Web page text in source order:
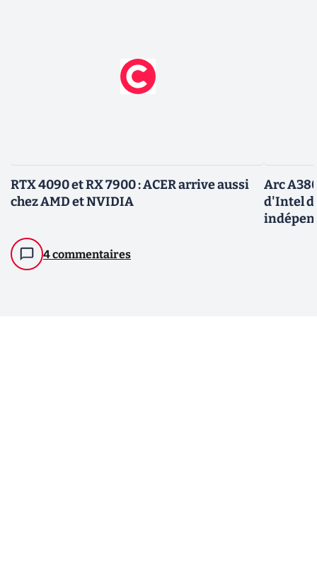
RTX 4090 et RX 7900 : ACER arrive aussi
chez AMD et NVIDIA
4 commentaires
Arc
d'Intel